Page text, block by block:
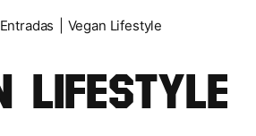
Entradas Vegan Lifestyle
Lifestyle